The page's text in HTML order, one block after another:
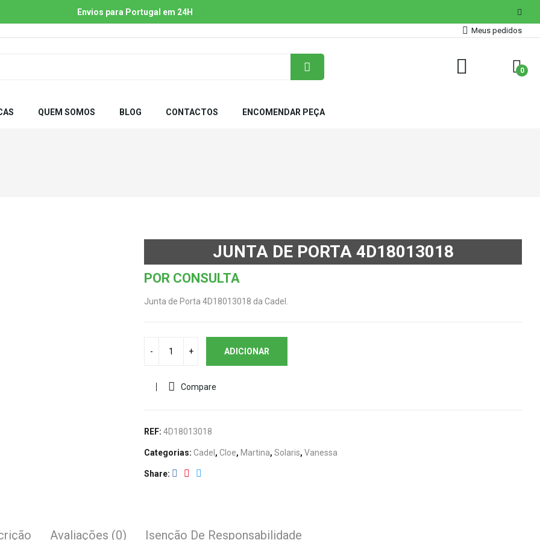
Envios para Portugal em 24H
Meus pedidos
0
QUEM SOMOS BLOG CONTACTOS ENCOMENDAR PEÇA
JUNTA DE PORTA 4D18013018
POR CONSULTA
Junta de Porta 4D18013018 da Cadel.
ADICIONAR
Compare
REF: 4D18013018
Categorias: Cadel , Cloe, Martina, Solaris, Vanessa
Share
Avaliações (0) Isenção De Responsabilidade